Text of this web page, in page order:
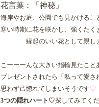
花言葉：「神秘」
海岸やお庭、公園でも見かけるこ
寒い時期に花を咲かし、強くたく
縁起のいい花として親しま
こーーーんな大きい指輪見たこと
プレゼントされたら「私って愛さ
思わず己惚れてしまいそうです♡
3つの隠れハート♡探してみてく